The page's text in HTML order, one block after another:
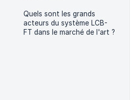
Quels sont les grands
acteurs du système LCB-
FT dans le marché de l'art ?